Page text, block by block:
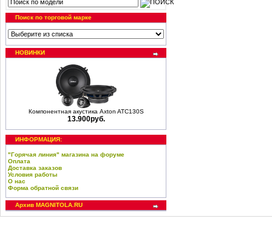
Поиск по торговой марке
НОВИНКИ
Компонентная акустика Axton ATC130S
13.900руб.
ИНФОРМАЦИЯ:
"Горячая линия" магазина на форуме
Оплата
Доставка заказов
Условия работы
О нас
Форма обратной связи
Архив MAGNITOLA.RU